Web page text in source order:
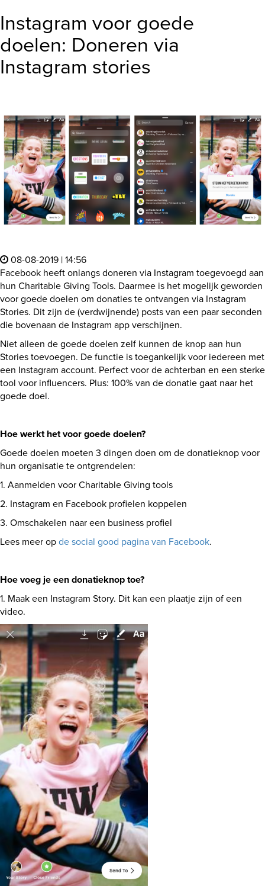
Instagram voor goede
doelen: Doneren via
Instagram stories
08-08-2019 | 14:56
Facebook heeft onlangs doneren via Instagram toegevoegd aan
hun Charitable Giving Tools. Daarmee is het mogelijk geworden
voor goede doelen om donaties te ontvangen via Instagram
Stories. Dit zijn de (verdwijnende) posts van een paar seconden
die bovenaan de Instagram app verschijnen.
Niet alleen de goede doelen zelf kunnen de knop aan hun
Stories toevoegen. De functie is toegankelijk voor iedereen met
een Instagram account. Perfect voor de achterban en een sterke
tool voor influencers. Plus: 100% van de donatie gaat naar het
goede doel.
Hoe werkt het voor goede doelen?
Goede doelen moeten 3 dingen doen om de donatieknop voor
hun organisatie te ontgrendelen:
1. Aanmelden voor Charitable Giving tools
2. Instagram en Facebook profielen koppelen
3. Omschakelen naar een business profiel
Lees meer opde social good pagina van Facebook.
Hoe voeg je een donatieknop toe?
1. Maak een Instagram Story. Dit kan een plaatje zijn of een
video.